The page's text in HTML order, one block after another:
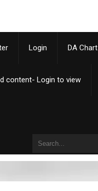
Login DA Chart
content- Login to view